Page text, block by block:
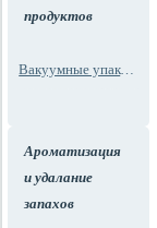
продуктов
Вакуумные упаковки
Ароматизация
и удалание
запахов